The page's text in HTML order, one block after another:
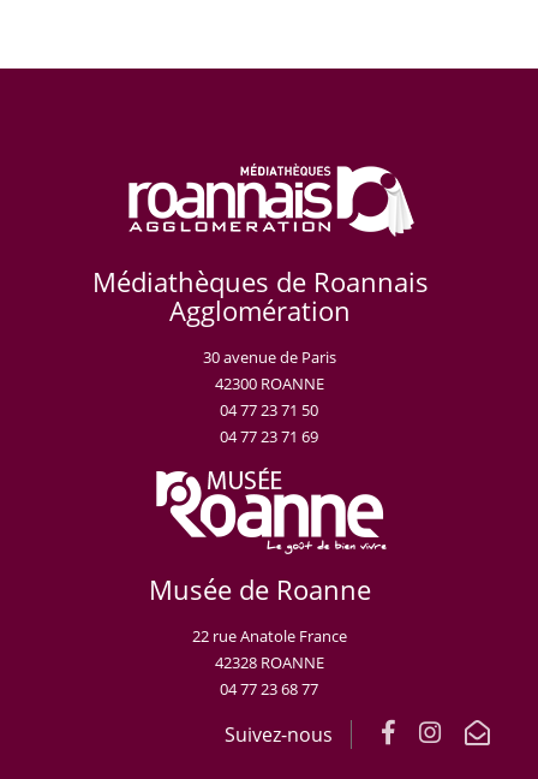
Médiathèques de Roannais
Agglomération
30 avenue de Paris
42300 ROANNE
04 77 23 71 50
04 77 23 71 69
Musée de Roanne
22 rue Anatole France
42328 ROANNE
04 77 23 68 77
Suivez-nous